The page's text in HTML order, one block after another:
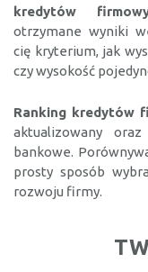
kredytów
otrzymane wyniki
cię kryterium, jak
czy wysokość
Ranking kredytów
aktualizowany
bankowe.
prosty sposób
rozwoju firmy.